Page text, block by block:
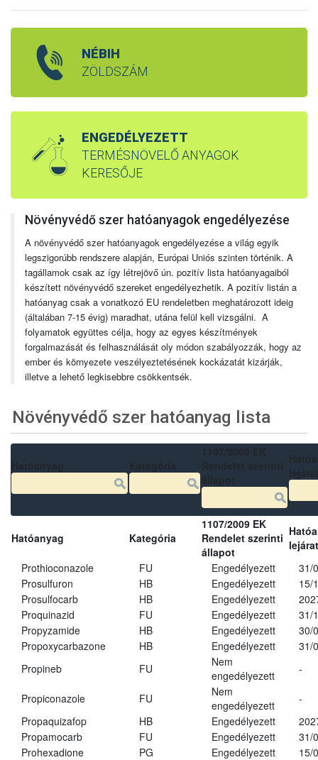
NÉBIH
ZÖLDSZÁM
ENGEDÉLYEZETT
TERMÉSNÖVELŐ ANYAGOK
KERESŐJE
Növényvédő szer hatóanyagok engedélyezése
A növényvédő szer hatóanyagok engedélyezése a világ egyik
legszigorúbb rendszere alapján, Európai Uniós szinten történik. A
tagállamok csak az így létrejövő ún. pozitív lista hatóanyagaiból
készített növényvédő szereket engedélyezhetik. A pozitív listán a
hatóanyag csak a vonatkozó EU rendeletben meghatározott ideig
(általában 7-15 évig) maradhat, utána felül kell vizsgálni. A
folyamatok együttes célja, hogy az egyes készítmények
forgalmazását és felhasználását oly módon szabályozzák, hogy az
ember és környezete veszélyeztetésének kockázatát kizárják,
illetve a lehető legkisebbre csökkentsék.
Növényvédő szer hatóanyag lista
Hatóanyag Kategória
1107/2009 EK
Rendelet szerinti
állapot
Prothioconazole
FU Engedélyezett
31/
Prosulfuron
HB Engedélyezett
15/
Prosulfocarb
HB Engedélyezett
Proquinazid
FU Engedélyezett
31/
Propyzamide
HB Engedélyezett
30/
Propoxycarbazone
HB Engedélyezett
31/
Propineb
FU
Nem
engedélyezett
-
Propiconazole FU
Nem
engedélyezett
-
Propaquizafop
HB Engedélyezett
Propamocarb
FU Engedélyezett
31/
Prohexadione
PG Engedélyezett
15/